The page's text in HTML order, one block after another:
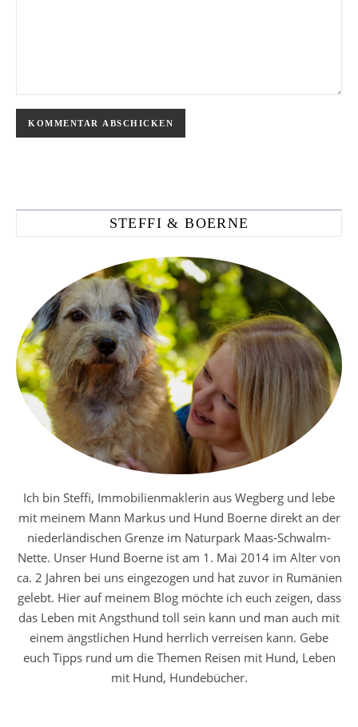
STEFFI & BOERNE
Ich bin Steffi, Immobilienmaklerin aus Wegberg und lebe
mit meinem Mann Markus und Hund Boerne direkt an der
niederländischen Grenze im Naturpark Maas-Schwalm-
Nette. Unser Hund Boerne ist am 1. Mai 2014 im Alter von
ca. 2 Jahren bei uns eingezogen und hat zuvor in Rumänien
gelebt. Hier auf meinem Blog möchte ich euch zeigen, dass
das Leben mit Angsthund toll sein kann und man auch mit
einem ängstlichen Hund herrlich verreisen kann. Gebe
euch Tipps rund um die Themen Reisen mit Hund, Leben
mit Hund, Hundebücher.